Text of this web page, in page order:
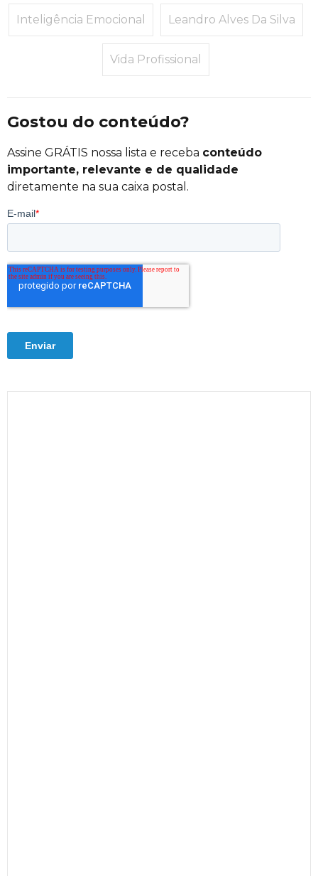
Inteligência Emocional Leandro Alves Da Silva
Vida Profissional
Gostou do conteúdo?
Assine GRÁTIS nossa lista e receba conteúdo
importante, relevante e de qualidade
diretamente na sua caixa postal.